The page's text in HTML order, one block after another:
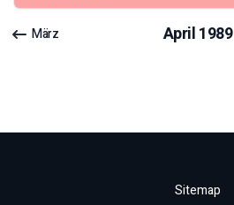
März April1989
Sitemap